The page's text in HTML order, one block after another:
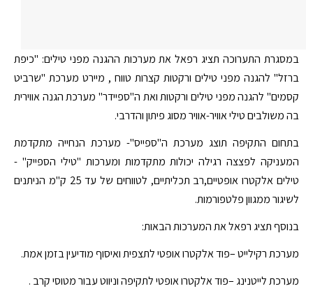
במסגרת התערוכה תציג רפאל את מערכות ההגנה מפני טילים: "כיפת
ברזל" להגנה מפני טילים ורקטות קצרות טווח , מיירט מערכת "שרביט
קסמים" להגנה מפני טילים ורקטות ואת ה"ספיידר" מערכת הגנה אווירית
בה משולבים טילי אוויר-אוויר מסוג פיתון והדרבי.
בתחום התקיפה תוצג מערכת ה"ספייס"- מערכת הנחייה מתקדמת
המעניקה לפצצה רגילה יכולות מתקדמות ומערכות "טילי הספייק" -
טילים אלקטרו אופטיים,רב תכליתיים, לטווחים של עד 25 ק"מ הניתנים
לשיגור ממגוון פלטפורמות.
בנוסף תציג רפאל את המערכות הבאות:
מערכת רקילייט –פוד אלקטרו אופטי לתצפית ואיסוף מודיעין בזמן אמת.
מערכת לייטנינג –פוד אלקטרו אופטי לתקיפה וניווט עבור מטוסי קרב .